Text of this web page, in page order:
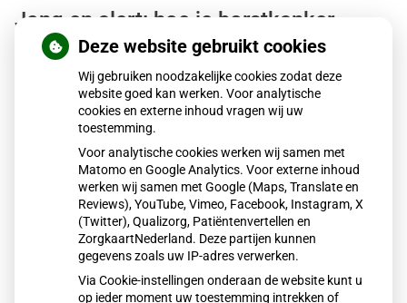
Jong en alert: hoe je borstkanker
herkent als je verder kijkt dan een
knobbeltje
Steeds meer jonge vrouwen krijgen borstkanker, terwijl
screening pas vanaf 50 jaar start. Daarom is eigen
alertheid cruciaal. Let niet alleen op knobbeltjes, maar ook
op huid-, vorm- en tepelveranderingen. Volgens KWF
Kankerbestrijding kan vroege herkenning het verschil
maken. Ga bij twijfel altijd naar de huisarts.
Lees het hele artikel op: Gez
Deze website gebruikt cookies
Wij gebruiken noodzakelijke cookies zodat deze
website goed kan werken. Voor analytische
cookies en externe inhoud vragen wij uw
toestemming.
Voor analytische cookies werken wij samen met
Matomo en Google Analytics. Voor externe inhoud
werken wij samen met Google (Maps, Translate en
Reviews), YouTube, Vimeo, Facebook, Instagram, X
(Twitter), Qualizorg, Patiëntenvertellen en
ZorgkaartNederland. Deze partijen kunnen
gegevens zoals uw IP-adres verwerken.
Via Cookie-instellingen onderaan de website kunt u
op ieder moment uw toestemming intrekken of